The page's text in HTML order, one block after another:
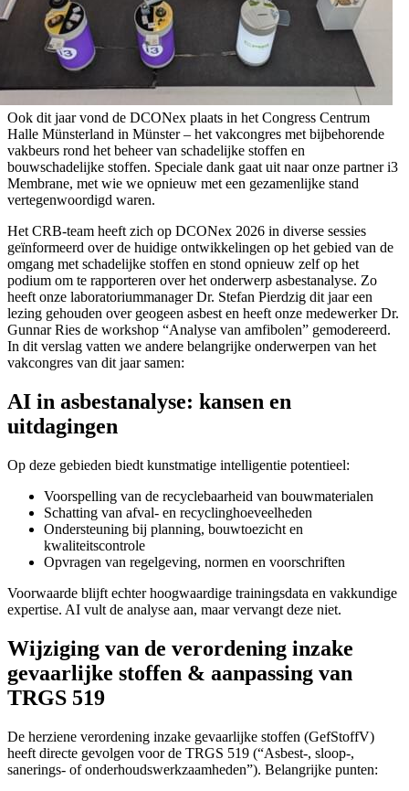
Ook dit jaar vond de DCONex plaats in het Congress Centrum
Halle Münsterland in Münster – het vakcongres met bijbehorende
vakbeurs rond het beheer van schadelijke stoffen en
bouwschadelijke stoffen. Speciale dank gaat uit naar onze partner i3
Membrane, met wie we opnieuw met een gezamenlijke stand
vertegenwoordigd waren.
Het CRB-team heeft zich op DCONex 2026 in diverse sessies
geïnformeerd over de huidige ontwikkelingen op het gebied van de
omgang met schadelijke stoffen en stond opnieuw zelf op het
podium om te rapporteren over het onderwerp asbestanalyse. Zo
heeft onze laboratoriummanager Dr. Stefan Pierdzig dit jaar een
lezing gehouden over geogeen asbest en heeft onze medewerker Dr.
Gunnar Ries de workshop “Analyse van amfibolen” gemodereerd.
In dit verslag vatten we andere belangrijke onderwerpen van het
vakcongres van dit jaar samen:
AI in asbestanalyse: kansen en
uitdagingen
Op deze gebieden biedt kunstmatige intelligentie potentieel:
Voorspelling van de recyclebaarheid van bouwmaterialen
Schatting van afval- en recyclinghoeveelheden
Ondersteuning bij planning, bouwtoezicht en
kwaliteitscontrole
Opvragen van regelgeving, normen en voorschriften
Voorwaarde blijft echter hoogwaardige trainingsdata en vakkundige
expertise. AI vult de analyse aan, maar vervangt deze niet.
Wijziging van de verordening inzake
gevaarlijke stoffen & aanpassing van
TRGS 519
De herziene verordening inzake gevaarlijke stoffen (GefStoffV)
heeft directe gevolgen voor de TRGS 519 (“Asbest-, sloop-,
sanerings- of onderhoudswerkzaamheden”). Belangrijke punten: